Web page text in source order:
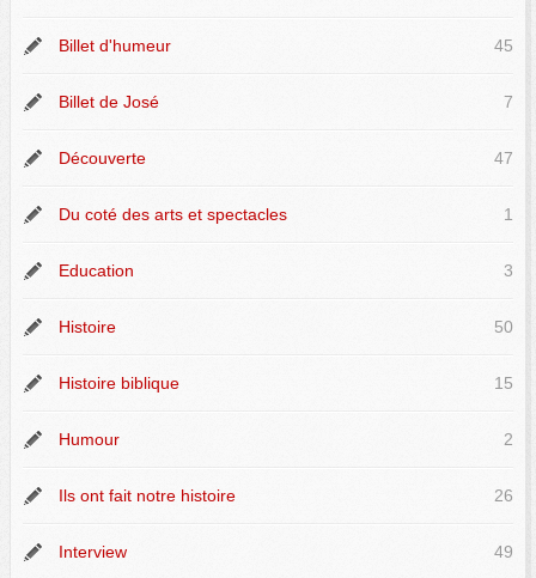
Billet d'humeur 45
Billet de José 7
Découverte 47
Du coté des arts et spectacles 1
Education 3
Histoire 50
Histoire biblique 15
Humour 2
Ils ont fait notre histoire 26
Interview 49